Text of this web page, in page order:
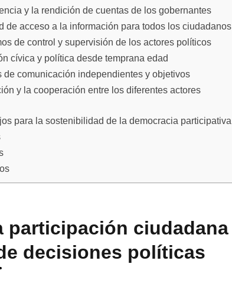
y la rendición de cuentas de los gobernantes
de acceso a la información para todos los ciudadanos
de control y supervisión de los actores políticos
cívica y política desde temprana edad
de comunicación independientes y objetivos
y la cooperación entre los diferentes actores
para la sostenibilidad de la democracia participativa
participación ciudadana
decisiones políticas